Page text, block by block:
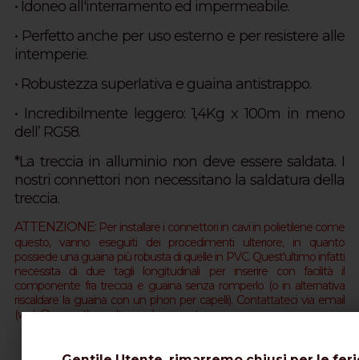
• Idoneo all'interramento ed impermeabile.
• Perfetto anche per uso esterno e per resistere alle
intemperie.
• Robustezza superlativa e guaina antistrappo.
• Incredibilmente leggero: 1,4Kg x 100m in meno
dell’ RG58.
*La treccia in alluminio non deve essere saldata. I
nostri connettori non necessitano la saldatura della
treccia.
ATTENZIONE: Per installare i connettori in cavi in polietilene come
questo, vanno eseguiti dei procedimenti ulteriore, in quanto
possiede una guaina più robusta di quelle in PVC. Quest'ultimo infatti
necessita di due tagli longitudinali per inserire con facilità il
componente fra treccia e guaina senza romperlo (o in alternativa
riscaldare la guaina con un phon per capelli). Contattateci via email
(web@messi.it) per ulteriori chiarimenti.